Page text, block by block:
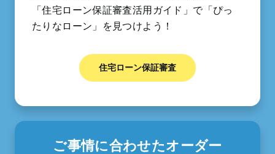
「住宅ローン保証審査活用ガイド」で「ぴっ
たりなローン」を見つけよう！
住宅ローン保証審査
ご事情に合わせたオーダー